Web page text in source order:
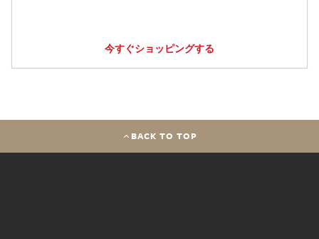
今すぐショッピングする
BACK TO TOP